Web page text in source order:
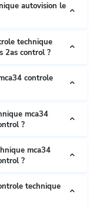
autovision le
technique
mca34 controle technique autovision le cres 2as control ?
controle
mca34
le cres 2as control ?
mca34
le cres 2as control ?
technique